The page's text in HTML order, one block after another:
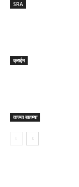
SRA
क्राईम
ताज्या बातम्या